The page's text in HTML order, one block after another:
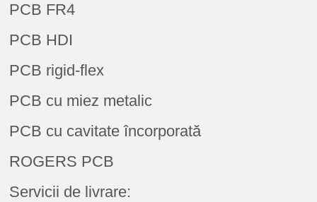
PCB FR4
PCB HDI
PCB rigid-flex
PCB cu miez metalic
PCB cu cavitate încorporată
ROGERS PCB
Servicii de livrare: